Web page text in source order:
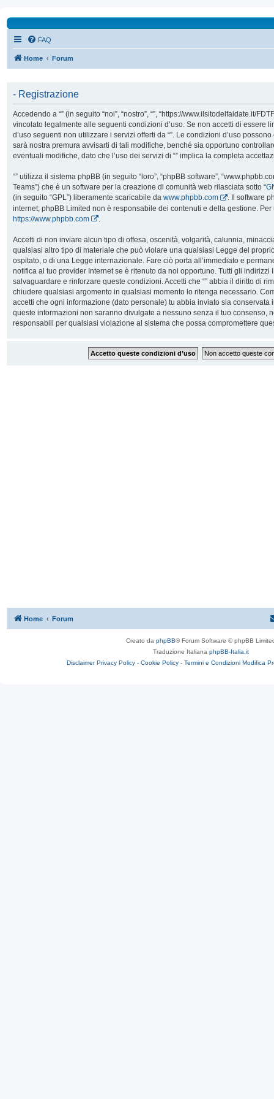
FAQ
Home Forum
- Registrazione
Accedendo a “” (in seguito “noi”, “nostro”, “”, “https://www.ilsitodelfaidate.it/
vincolato legalmente alle seguenti condizioni d’uso. Se non accetti di essere
d’uso seguenti non utilizzare i servizi offerti da “”. Le condizioni d’uso
sarà nostra premura avvisarti di tali modifiche, benché sia opportuno
eventuali modifiche, dato che l’uso dei servizi di “” implica la completa
“” utilizza il sistema phpBB (in seguito “loro”, “phpBB software”,
Teams”) che è un software per la creazione di comunità web rilasciata sotto “
(in seguito “GPL”) liberamente scaricabile da www.phpbb.com
. Il software
internet; phpBB Limited non è responsabile dei contenuti e della gestione.
https://www.phpbb.com
Accetti di non inviare alcun tipo di offesa, oscenità, volgarità, calunnia,
qualsiasi altro tipo di materiale che può violare una qualsiasi Legge del
ospitato, o di una Legge internazionale. Fare ciò porta all’immediato e
notifica al tuo provider Internet se è ritenuto da noi opportuno. Tutti gli indirizzi
salvaguardare e rinforzare queste condizioni. Accetti che “” abbia il diritto di
chiudere qualsiasi argomento in qualsiasi momento lo ritenga necessario.
accetti che ogni informazione (dato personale) tu abbia inviato sia conservata
queste informazioni non saranno divulgate a nessuno senza il tuo consenso,
responsabili per qualsiasi violazione al sistema che possa compromettere
Home Forum
Creato da phpBB® Forum Software © phpBB
Traduzione Italiana phpBB-Italia.it
Disclaimer Privacy Policy - Cookie Policy - Termini e Condizioni Modifica